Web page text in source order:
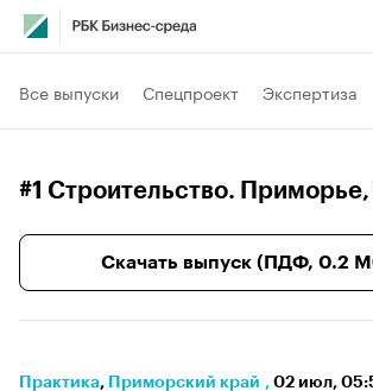
Все выпуски Спецпроект Экспертиза
#1 Строительство. Приморье
Скачать выпуск (ПДФ, 0.2
Практика⁠, Приморский край , 02 июл,